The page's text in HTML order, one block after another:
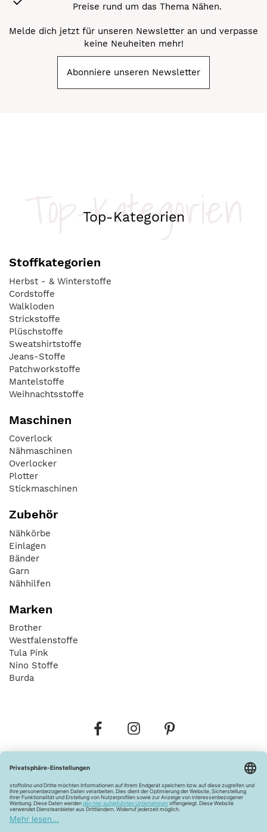
Preise rund um das Thema Nähen.
Melde dich jetzt für unseren Newsletter an und verpasse
keine Neuheiten mehr!
Abonniere unseren Newsletter
Top-Kategorien
Top-Kategorien
Stoffkategorien
Herbst - & Winterstoffe
Cordstoffe
Walkloden
Strickstoffe
Plüschstoffe
Sweatshirtstoffe
Jeans-Stoffe
Patchworkstoffe
Mantelstoffe
Weihnachtsstoffe
Maschinen
Coverlock
Nähmaschinen
Overlocker
Plotter
Stickmaschinen
Zubehör
Nähkörbe
Einlagen
Bänder
Garn
Nähhilfen
Marken
Brother
Westfalenstoffe
Tula Pink
Nino Stoffe
Burda
Widerrufsbelehrung Vertrag widerrufen
Barrierefreiheitserklärung